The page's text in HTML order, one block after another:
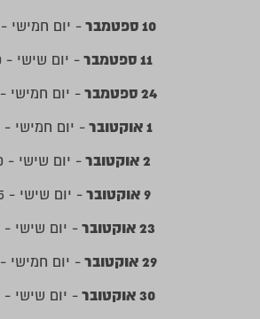
10 ספטמבר - יום חמישי - 10:30
11 ספטמבר - יום שישי - 09:30
24 ספטמבר - יום חמישי - 18:00
1 אוקטובר - יום חמישי - 18:00
2 אוקטובר - יום שישי - 09:00
9 אוקטובר - יום שישי - 09:05
23 אוקטובר - יום שישי - 09:05
29 אוקטובר - יום חמישי - 10:30
30 אוקטובר - יום שישי - 09:00